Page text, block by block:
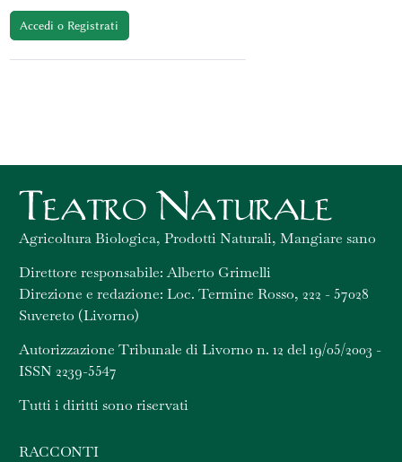
Accedi o Registrati
Agricoltura Biologica, Prodotti Naturali, Mangiare sano
Direttore responsabile: Alberto Grimelli
Direzione e redazione: Loc. Termine Rosso, 222 - 57028
Suvereto (Livorno)
Autorizzazione Tribunale di Livorno n. 12 del 19/05/2003 -
ISSN 2239-5547
Tutti i diritti sono riservati
RACCONTI